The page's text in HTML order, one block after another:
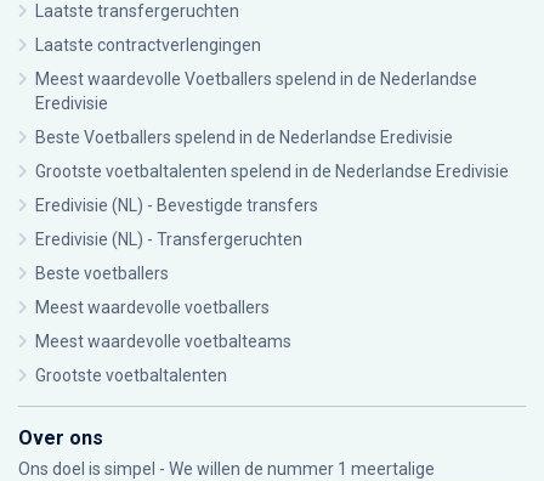
Laatste transfergeruchten
Laatste contractverlengingen
Meest waardevolle Voetballers spelend in de Nederlandse
Eredivisie
Beste Voetballers spelend in de Nederlandse Eredivisie
Grootste voetbaltalenten spelend in de Nederlandse Eredivisie
Eredivisie (NL) - Bevestigde transfers
Eredivisie (NL) - Transfergeruchten
Beste voetballers
Meest waardevolle voetballers
Meest waardevolle voetbalteams
Grootste voetbaltalenten
Over ons
Ons doel is simpel - We willen de nummer 1 meertalige